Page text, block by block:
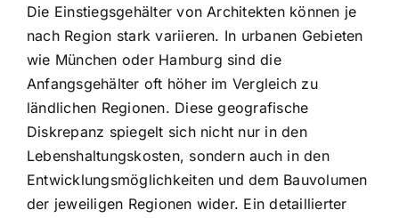
Die Einstiegsgehälter von Architekten können je
nach Region stark variieren. In urbanen Gebieten
wie München oder Hamburg sind die
Anfangsgehälter oft höher im Vergleich zu
ländlichen Regionen. Diese geografische
Diskrepanz spiegelt sich nicht nur in den
Lebenshaltungskosten, sondern auch in den
Entwicklungsmöglichkeiten und dem Bauvolumen
der jeweiligen Regionen wider. Ein detaillierter